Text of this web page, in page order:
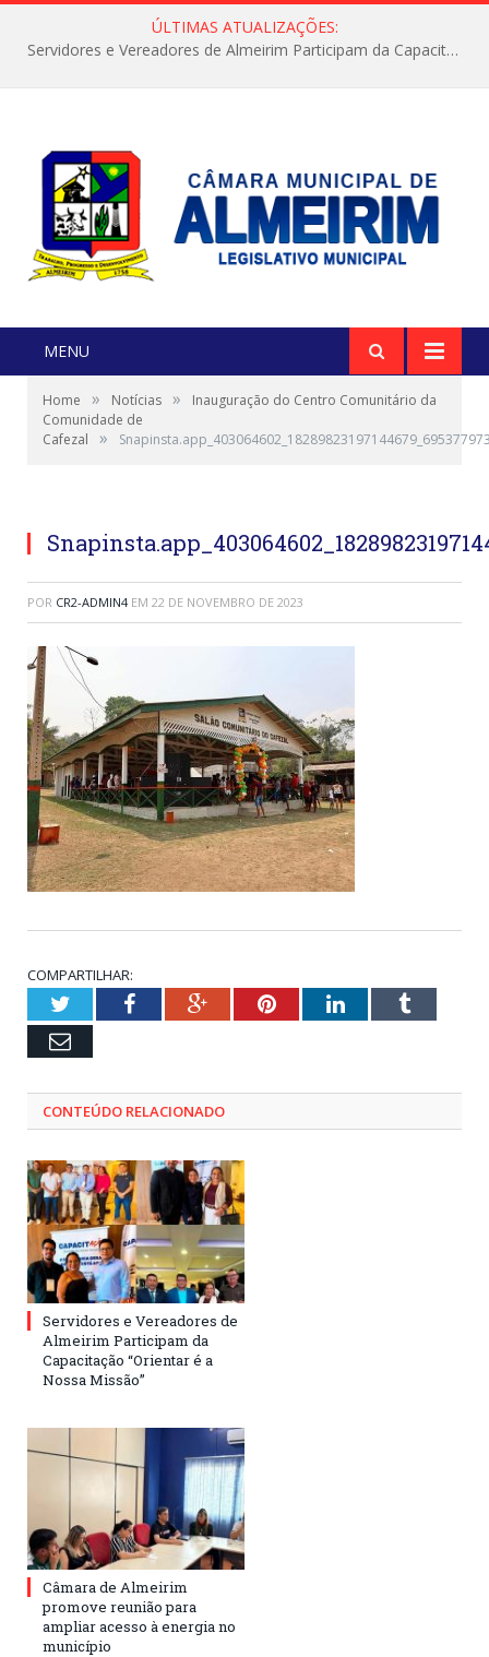
ÚLTIMAS ATUALIZAÇÕES:
Servidores e Vereadores de Almeirim Participam da Capacitação “Orientar é a Nossa Missão”
MENU
Home » Notícias »
Inauguração do Centro Comunitário da
Comunidade de
Cafezal
»
POR CR2-ADMIN4 EM 22 DE NOVEMBRO DE 2023
COMPARTILHAR:
TwitterFacebookGoogle+PinterestLinkedInTumblr
Email
CONTEÚDO RELACIONADO
Servidores e Vereadores de
Almeirim Participam da
Capacitação “Orientar é a
Nossa Missão”
Câmara de Almeirim
promove reunião para
ampliar acesso à energia no
município